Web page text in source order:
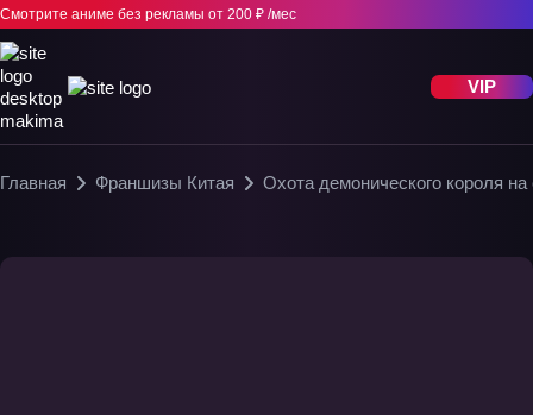
Смотрите аниме без рекламы от 200 ₽ /мес
VIP
Главная Франшизы Китая Охота демонического короля